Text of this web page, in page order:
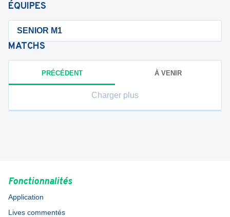
ÉQUIPES
SENIOR M1
MATCHS
PRÉCÉDENT À VENIR
Charger plus
Fonctionnalités
Application
Lives commentés